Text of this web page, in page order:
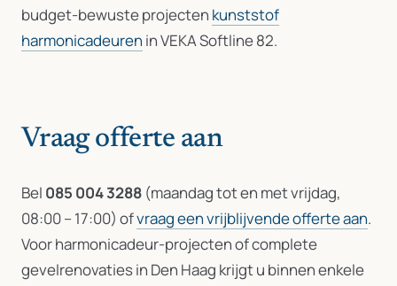
budget-bewuste projecten kunststof
harmonicadeuren in VEKA Softline 82.
Vraag offerte aan
Bel 085 004 3288 (maandag tot en met vrijdag,
08:00 – 17:00) ofvraag een vrijblijvende offerte aan.
Voor harmonicadeur-projecten of complete
gevelrenovaties in Den Haag krijgt u binnen enkele